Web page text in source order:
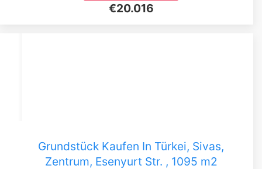
€20.016
Grundstück Kaufen In Türkei, Sivas,
Zentrum, Esenyurt Str. , 1095 m2